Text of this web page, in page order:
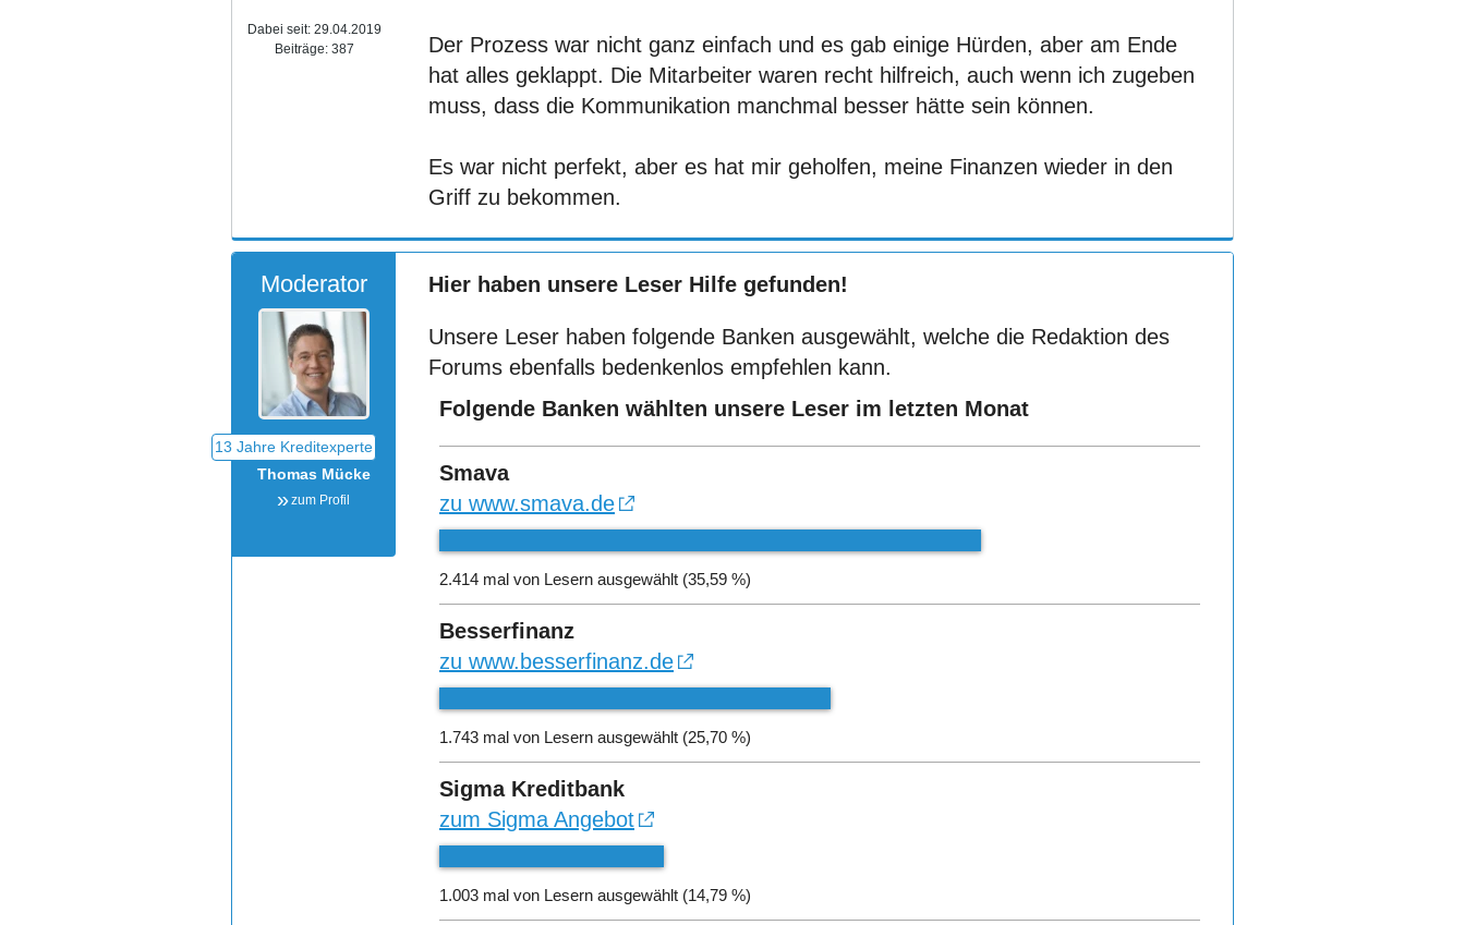
Dabei seit: 29.04.2019
Beiträge: 387
Der Prozess war nicht ganz einfach und es gab einige Hürden, aber am Ende
hat alles geklappt. Die Mitarbeiter waren recht hilfreich, auch wenn ich zugeben
muss, dass die Kommunikation manchmal besser hätte sein können.
Es war nicht perfekt, aber es hat mir geholfen, meine Finanzen wieder in den
Griff zu bekommen.
Moderator
Thomas Mücke
zum Profil
Hier haben unsere Leser Hilfe gefunden!
Unsere Leser haben folgende Banken ausgewählt, welche die Redaktion des
Forums ebenfalls bedenkenlos empfehlen kann.
Folgende Banken wählten unsere Leser im letzten Monat
Smava
zu www.smava.de
2.414 mal von Lesern ausgewählt (35,59 %)
Besserfinanz
zu www.besserfinanz.de
1.743 mal von Lesern ausgewählt (25,70 %)
Sigma Kreditbank
zum Sigma Angebot
1.003 mal von Lesern ausgewählt (14,79 %)